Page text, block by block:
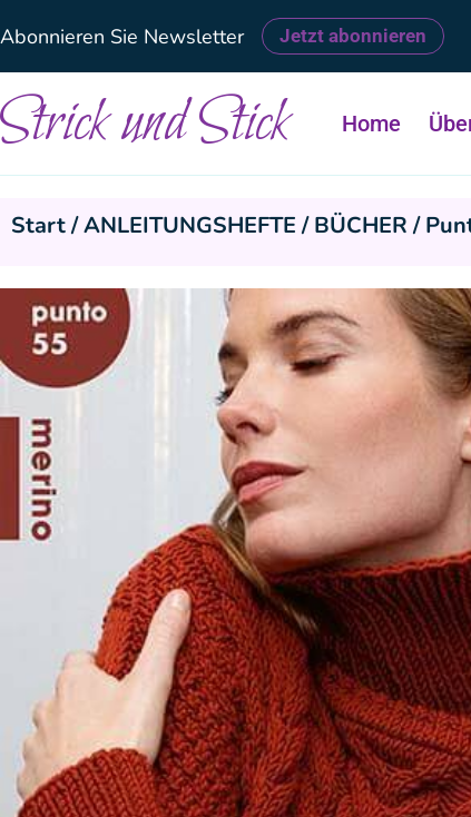
Abonnieren Sie Newsletter Jetzt abonnieren
Strick und Stick Home
Start/ANLEITUNGSHEFTE / BÜCHER/